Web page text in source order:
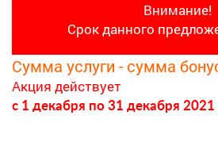
Внимание!
Срок данного
Сумма услуги - сумма
Акция действует
c 1 декабря по 31 декабря 2021